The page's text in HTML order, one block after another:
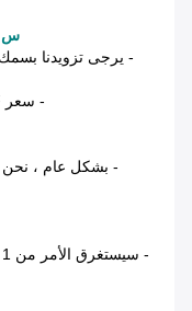
س 1:
- يرجى تزويدنا
- سعر CIF متاح أيضًا في حالة توفير منفذ الوجهة.
- بشكل عام ، نحن